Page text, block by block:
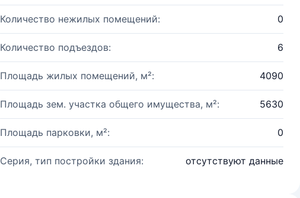
Количество нежилых помещений: 0
Количество подъездов: 6
Площадь жилых помещений, м²: 4090
Площадь зем. участка общего имущества, м²: 5630
Площадь парковки, м²: 0
Серия, тип постройки здания: отсутствуют данные